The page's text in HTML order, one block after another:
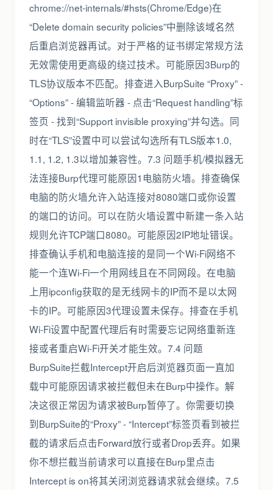
chrome://net-internals/#hsts(Chrome/Edge)在
“Delete domain security policies”中删除该域名然
后重启浏览器再试。对于严格的证书绑定常规方法
无效需使用更高级的绕过技术。可能原因3Burp的
TLS协议版本不匹配。排查进入BurpSuite “Proxy” -
“Options” - 编辑监听器 - 点击“Request handling”标
签页 - 找到“Support invisible proxying”并勾选。同
时在“TLS”设置中可以尝试勾选所有TLS版本1.0,
1.1, 1.2, 1.3以增加兼容性。7.3 问题手机/模拟器无
法连接Burp代理可能原因1电脑防火墙。排查确保
电脑的防火墙允许入站连接对8080端口或你设置
的端口的访问。可以在防火墙设置中新建一条入站
规则允许TCP端口8080。可能原因2IP地址错误。
排查确认手机和电脑连接的是同一个Wi-Fi网络不
能一个连Wi-Fi一个用网线且在不同网段。在电脑
上用ipconfig获取的是无线网卡的IP而不是以太网
卡的IP。可能原因3代理设置未保存。排查在手机
Wi-Fi设置中配置代理后有时需要忘记网络重新连
接或者重启Wi-Fi开关才能生效。7.4 问题
BurpSuite拦截Intercept开启后浏览器页面一直加
载中可能原因请求被拦截但未在Burp中操作。解
决这很正常因为请求被Burp暂停了。你需要切换
到BurpSuite的“Proxy” - “Intercept”标签页看到被拦
截的请求后点击Forward放行或者Drop丢弃。如果
你不想拦截当前请求可以直接在Burp里点击
Intercept is on将其关闭浏览器请求就会继续。7.5